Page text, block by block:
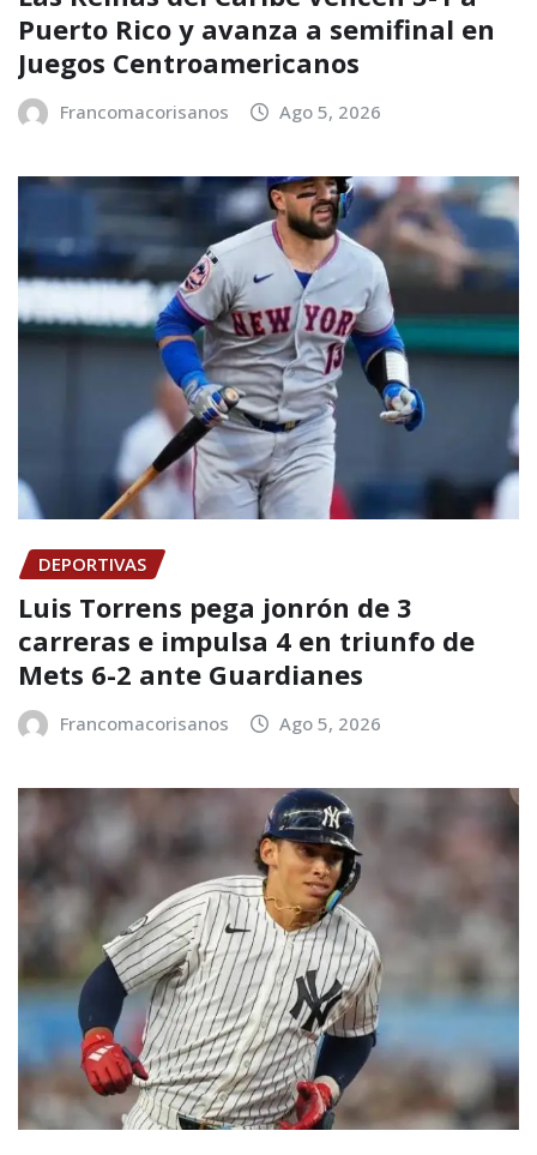
Puerto Rico y avanza a semifinal en
Juegos Centroamericanos
Francomacorisanos Ago 5, 2026
DEPORTIVAS
Luis Torrens pega jonrón de 3
carreras e impulsa 4 en triunfo de
Mets 6-2 ante Guardianes
Francomacorisanos Ago 5, 2026